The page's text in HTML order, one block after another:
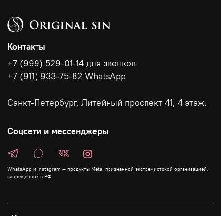
Контакты
+7 (999) 529-01-14 для звонков
+7 (911) 933-75-82 WhatsApp
Санкт-Петербург, Литейный проспект 41, 4 этаж.
Соцсети и мессенджеры
WhatsApp и Instagram — продукты Meta, признанной экстремистской организацией,
запрещенной в РФ